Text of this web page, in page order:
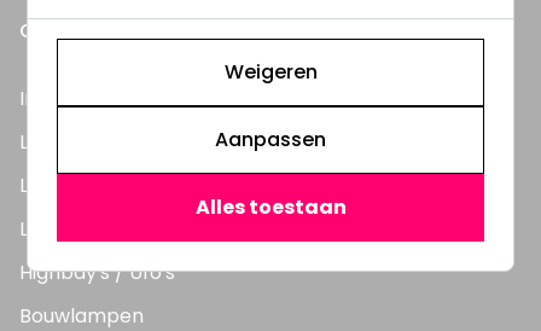
ONZE PRODUCTEN
Inbouwspots
LED Lampen
LED TL Buizen
LED Panelen
Highbay's / Ufo's
Bouwlampen
Weigeren
Aanpassen
Alles toestaan